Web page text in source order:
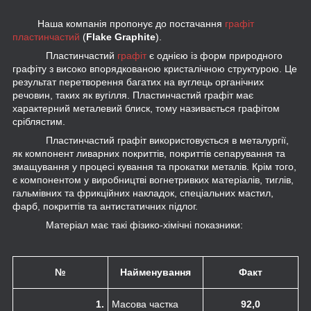
Наша компанія пропонує до постачання графіт
пластинчастий (Flake Graphite).
Пластинчастий графітє однією із форм природного
графіту з високо впорядкованою кристалічною структурою. Це
результат перетворення багатих на вуглець органічних
речовин, таких як вугілля. Пластинчастий графіт має
характерний металевий блиск, тому називається графітом
сріблястим.
Пластинчастий графіт використовується в металургії,
як компонент ливарних покриттів, покриттів сепарування та
змащування у процесі кування та прокатки металів. Крім того,
є компонентом у виробництві вогнетривких матеріалів, тиглів,
гальмівних та фрикційних накладок, спеціальних мастил,
фарб, покриттів та антистатичних підлог.
Матеріал має такі фізико-хімічні показники:
№ Найменування Факт
1. Масова частка 92,0